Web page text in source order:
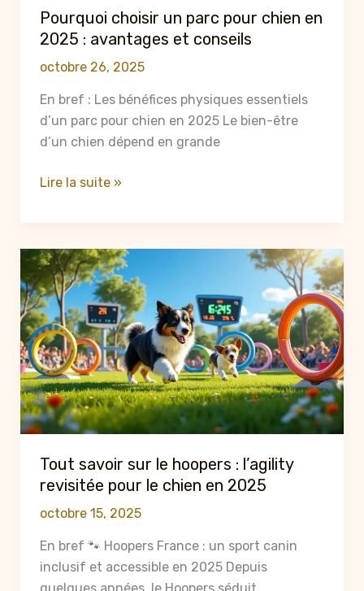
en
2025
Pourquoi choisir un parc pour chien en
2025 : avantages et conseils
octobre 26, 2025
En bref : Les bénéfices physiques essentiels
d’un parc pour chien en 2025 Le bien-être
d’un chien dépend en grande
Pourquoi
pour
chien
en
2025
:
avantages
et
conseils
Lire la suite »
Tout savoir sur le hoopers : l’agility
revisitée pour le chien en 2025
octobre 15, 2025
En bref 🐾 Hoopers France : un sport canin
inclusif et accessible en 2025 Depuis